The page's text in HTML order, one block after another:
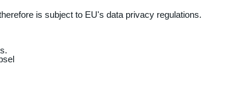
is subject to EU's data privacy regulations.